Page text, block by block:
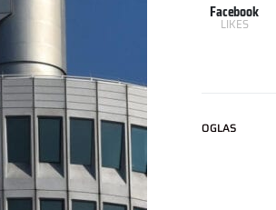
Facebook
LIKES
OGLAS